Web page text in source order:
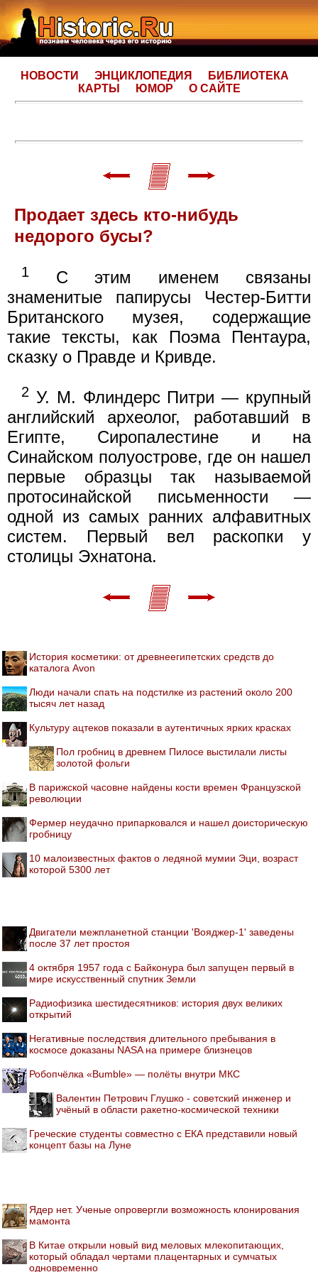
НОВОСТИ ЭНЦИКЛОПЕДИЯ
БИБЛИОТЕКА
КАРТЫ
ЮМОР О САЙТЕ
Продает здесь кто-нибудь
недорого бусы?
1
С этим именем связаны
знаменитые папирусы Честер-Битти
Британского музея, содержащие
такие тексты, как Поэма Пентаура,
сказку о Правде и Кривде.
2 У. М. Флиндерс Питри — крупный
английский археолог, работавший в
Египте, Сиропалестине и на
Синайском полуострове, где он нашел
первые образцы так называемой
протосинайской письменности —
одной из самых ранних алфавитных
систем. Первый вел раскопки у
столицы Эхнатона.
История косметики: от древнеегипетских средств до
каталога Avon
Люди начали спать на подстилке из растений около 200
тысяч лет назад
Культуру ацтеков показали в аутентичных ярких красках
Пол гробниц в древнем Пилосе выстилали листы
золотой фольги
В парижской часовне найдены кости времен Французской
революции
Фермер неудачно припарковался и нашел доисторическую
гробницу
10 малоизвестных фактов о ледяной мумии Эци, возраст
которой 5300 лет
Двигатели межпланетной станции 'Вояджер-1' заведены
после 37 лет простоя
4 октября 1957 года с Байконура был запущен первый в
мире искусственный спутник Земли
Радиофизика шестидесятников: история двух великих
открытий
Негативные последствия длительного пребывания в
космосе доказаны NASA на примере близнецов
Робопчёлка «Bumble» — полёты внутри МКС
Валентин Петрович Глушко - советский инженер и
учёный в области ракетно-космической техники
Греческие студенты совместно с ЕКА представили новый
концепт базы на Луне
Ядер нет. Ученые опровергли возможность клонирования
мамонта
В Китае открыли новый вид меловых млекопитающих,
который обладал чертами плацентарных и сумчатых
одновременно